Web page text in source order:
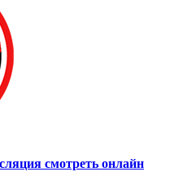
смотреть онлайн